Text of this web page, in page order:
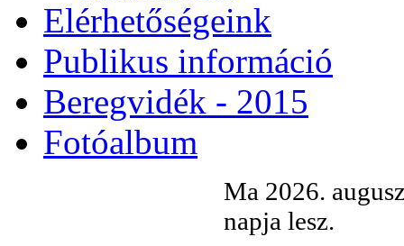
Elérhetőségeink
Publikus információ
Beregvidék - 2015
Fotóalbum
Ma 2026.
napja lesz.